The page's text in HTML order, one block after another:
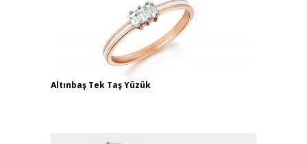
Altınbaş Tek Taş Yüzük